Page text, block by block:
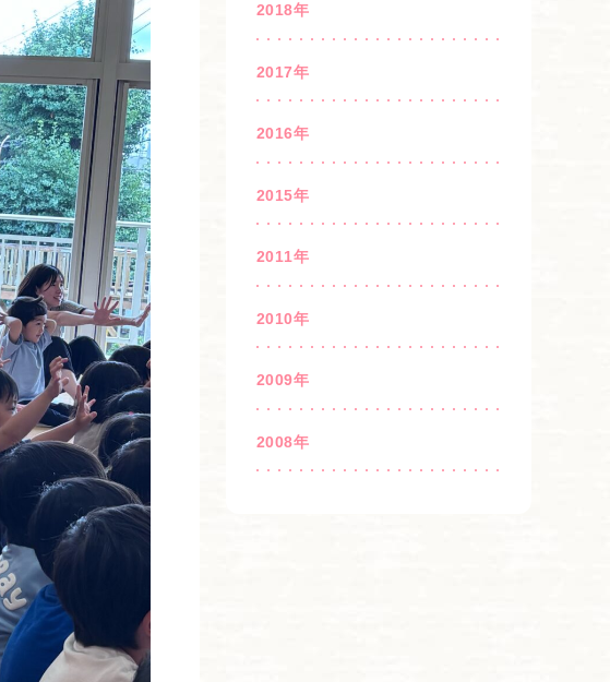
2018年
2017年
2016年
2015年
2011年
2010年
2009年
2008年